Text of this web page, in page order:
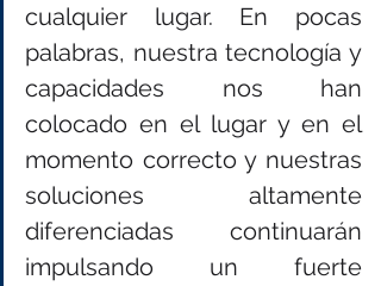
cualquier lugar. En pocas
palabras, nuestra tecnología y
capacidades nos han
colocado en el lugar y en el
momento correcto y nuestras
soluciones altamente
diferenciadas continuarán
impulsando un fuerte